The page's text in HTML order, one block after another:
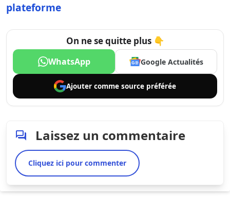
plateforme
On ne se quitte plus 👇
WhatsApp Google Actualités
Ajouter comme source préférée
Laissez un commentaire
Cliquez ici pour commenter